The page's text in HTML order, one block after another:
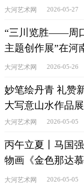
郑州举办
大河艺术网 2026-05-27
“三川览胜——周
主题创作展”在河
术馆举办
大河艺术网 2026-05-26
妙笔绘丹青 礼赞
大写意山水作品
大河艺术网 2026-05-05
丙午立夏丨马国
物画《金色那达慕
作品欣赏
大河艺术网 2026-05-05